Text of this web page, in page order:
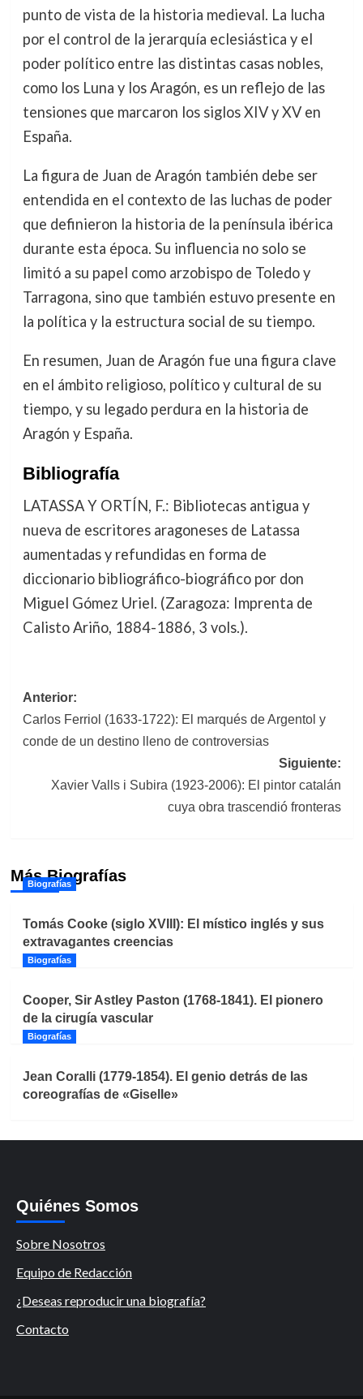
punto de vista de la historia medieval. La lucha
por el control de la jerarquía eclesiástica y el
poder político entre las distintas casas nobles,
como los Luna y los Aragón, es un reflejo de las
tensiones que marcaron los siglos XIV y XV en
España.
La figura de Juan de Aragón también debe ser
entendida en el contexto de las luchas de poder
que definieron la historia de la península ibérica
durante esta época. Su influencia no solo se
limitó a su papel como arzobispo de Toledo y
Tarragona, sino que también estuvo presente en
la política y la estructura social de su tiempo.
En resumen, Juan de Aragón fue una figura clave
en el ámbito religioso, político y cultural de su
tiempo, y su legado perdura en la historia de
Aragón y España.
Bibliografía
LATASSA Y ORTÍN, F.: Bibliotecas antigua y
nueva de escritores aragoneses de Latassa
aumentadas y refundidas en forma de
diccionario bibliográfico-biográfico por don
Miguel Gómez Uriel. (Zaragoza: Imprenta de
Calisto Ariño, 1884-1886, 3 vols.).
Navegación
de
Anterior:
Carlos Ferriol (1633-1722): El marqués de Argentol y
conde de un destino lleno de controversias
Siguiente:
Xavier Valls i Subira (1923-2006): El pintor catalán
cuya obra trascendió fronteras
Más Biografías
Biografías
Tomás Cooke (siglo XVIII): El místico inglés y sus
extravagantes creencias
Biografías
Cooper, Sir Astley Paston (1768-1841). El pionero
de la cirugía vascular
Biografías
Jean Coralli (1779-1854). El genio detrás de las
coreografías de «Giselle»
Quiénes Somos
Sobre Nosotros
Equipo de Redacción
¿Deseas reproducir una biografía?
Contacto